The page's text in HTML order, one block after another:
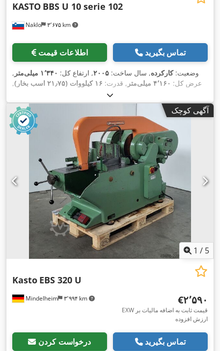
Naklo ۳٬۶۷۵ km
KASTO BBS U 10 serie 102
اطلاعات قیمت تماس بگیرید
وضعیت:کارکرده, سال ساخت: ۲۰۰۵, ارتفاع کل: ۱٬۳۴۰ میلی‌متر
,
عرض کل: ۴٬۱۶۰ میلی‌متر , قدرت: ۱۶ کیلووات (۲۱٫۷۵ اسب بخار)
,
آگهی کوچک
1 / 5
Mindelheim ۳٬۹۹۴ km
Kasto EBS 320 U
‎€۲٬۵۹۰
EXW قیمت ثابت به اضافه مالیات بر
ارزش افزوده
درخواست کردن تماس بگیرید